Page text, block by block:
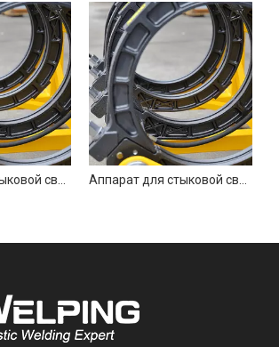
Аппарат для стыковой сварки пластмасс на горнодобывающих предприятиях 400 мм Аппарат для стыковой сварки пластмасс 400 мм в полевых условиях